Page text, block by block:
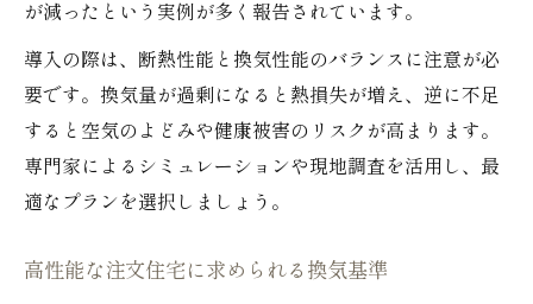
が減ったという実例が多く報告されています。
導入の際は、断熱性能と換気性能のバランスに注意が必
要です。換気量が過剰になると熱損失が増え、逆に不足
すると空気のよどみや健康被害のリスクが高まります。
専門家によるシミュレーションや現地調査を活用し、最
適なプランを選択しましょう。
高性能な注文住宅に求められる換気基準